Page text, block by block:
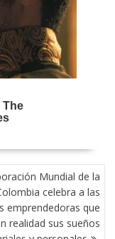
Mundial de la
celebra a las
emprendedoras que
realidad sus sueños